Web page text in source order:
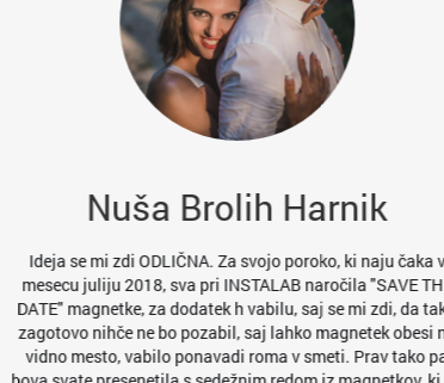
Nuša Brolih Harnik
Ideja se mi zdi ODLIČNA. Za svojo poroko, ki naju čaka v
mesecu juliju 2018, sva pri INSTALAB naročila "SAVE THE
DATE" magnetke, za dodatek h vabilu, saj se mi zdi, da tako
zagotovo nihče ne bo pozabil, saj lahko magnetek obesi na
vidno mesto, vabilo ponavadi roma v smeti. Prav tako pa